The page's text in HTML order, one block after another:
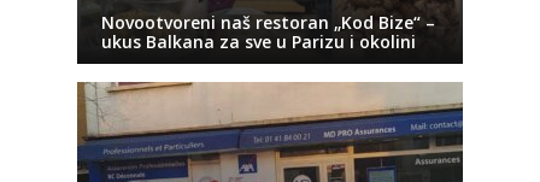
Novootvoreni naš restoran „Kod Bize“ –
ukus Balkana za sve u Parizu i okolini